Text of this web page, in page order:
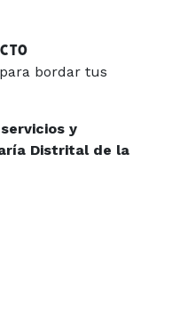
bordar tus
y
Distrital de la